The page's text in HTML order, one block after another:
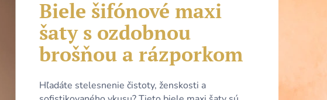
produktu
je
0,0
z
5
hviezdičiek.
Biele šifónové maxi
šaty s ozdobnou
brošňou a rázporkom
Hľadáte stelesnenie čistoty, ženskosti a